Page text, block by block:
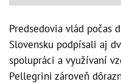
Predsedovia vlád počas
Slovensku podpísali aj
spolupráci a využívaní
Pellegrini zároveň